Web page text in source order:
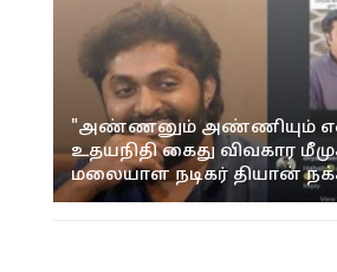
"அண்ணனும் அண்ணியும் என்
உதயநிதி கைது விவகார
மலையாள நடிகர் தியான்